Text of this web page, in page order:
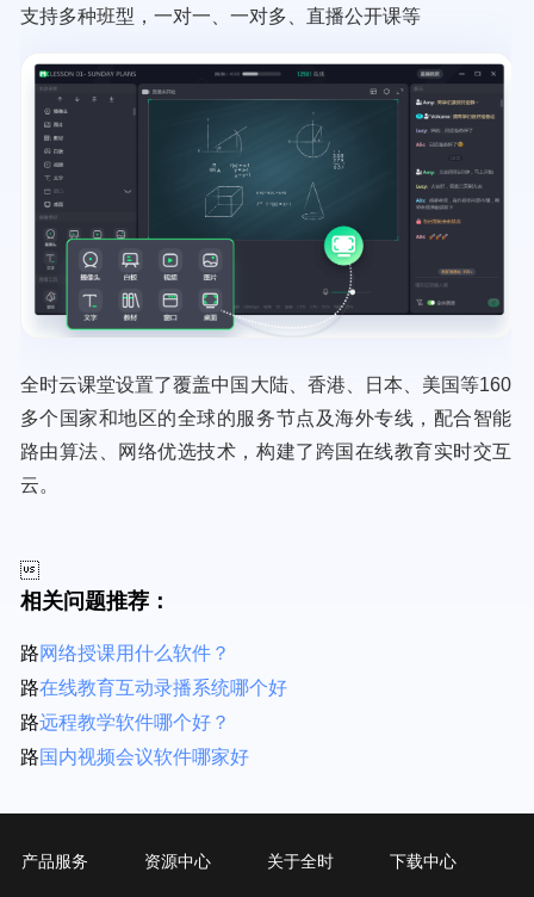
支持多种班型，一对一、一对多、直播公开课等
全时云课堂设置了覆盖中国大陆、香港、日本、美国等160
多个国家和地区的全球的服务节点及海外专线，配合智能
路由算法、网络优选技术，构建了跨国在线教育实时交互
云。
相关问题推荐：
网络授课用什么软件？
在线教育互动录播系统哪个好
远程教学软件哪个好？
国内视频会议软件哪家好
产品服务 资源中心 关于全时 下载中心